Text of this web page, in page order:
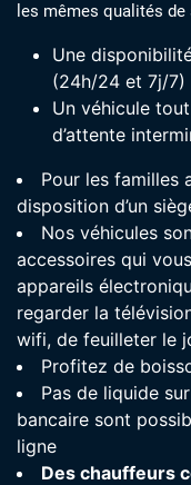
les mêmes qualités
Une
(24h/24 et 7j/7)
Un véhicule
d’attente
Pour les familles
disposition d’un
Nos véhicules
accessoires qui
appareils
regarder la
wifi, de feuilleter le
Profitez de
Pas de liquide
bancaire sont
ligne
Des chauffeurs